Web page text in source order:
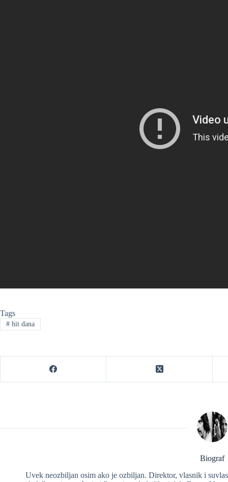
Tags
#hit dana
Biograf
Uvek neozbiljan osim ako je ozbiljan. Direktor, vlasnik i